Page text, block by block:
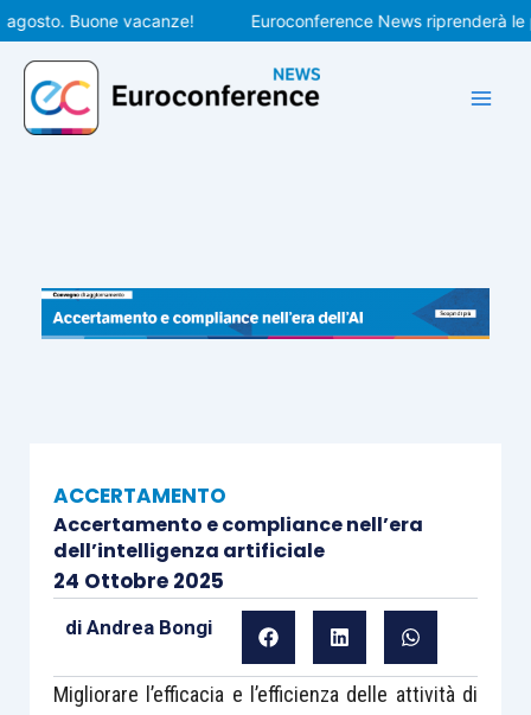
Vai
al
contenuto
Buone vacanze! Euroconference News riprenderà le
ACCERTAMENTO
Accertamento e compliance nell’era
dell’intelligenza artificiale
24 Ottobre 2025
di Andrea Bongi
Migliorare l’efficacia e l’efficienza delle attività di